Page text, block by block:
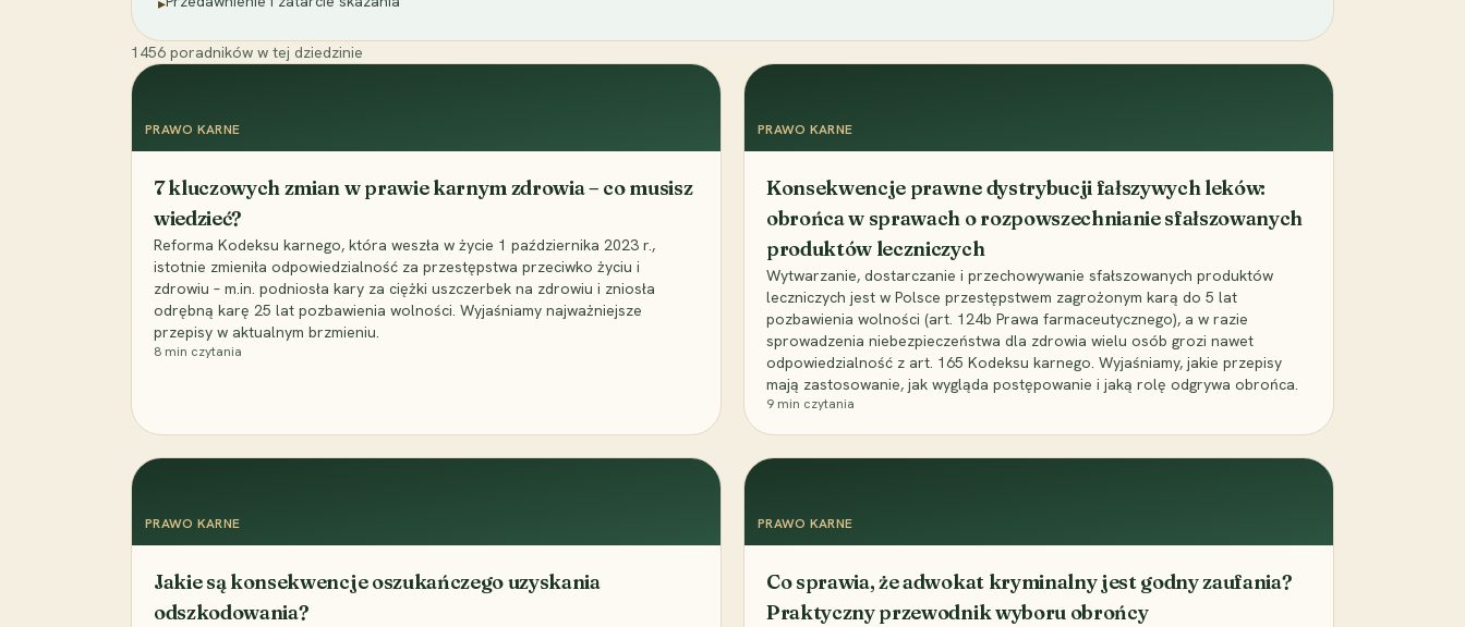
1456 poradników w tej dziedzinie
PRAWO KARNE
7 kluczowych zmian w prawie karnym zdrowia – co musisz
wiedzieć?
Reforma Kodeksu karnego, która weszła w życie 1 października 2023 r.,
istotnie zmieniła odpowiedzialność za przestępstwa przeciwko życiu i
zdrowiu – m.in. podniosła kary za ciężki uszczerbek na zdrowiu i zniosła
odrębną karę 25 lat pozbawienia wolności. Wyjaśniamy najważniejsze
przepisy w aktualnym brzmieniu.
8 min czytania
PRAWO KARNE
Konsekwencje prawne dystrybucji fałszywych leków:
obrońca w sprawach o rozpowszechnianie sfałszowanych
produktów leczniczych
Wytwarzanie, dostarczanie i przechowywanie sfałszowanych produktów
leczniczych jest w Polsce przestępstwem zagrożonym karą do 5 lat
pozbawienia wolności (art. 124b Prawa farmaceutycznego), a w razie
sprowadzenia niebezpieczeństwa dla zdrowia wielu osób grozi nawet
odpowiedzialność z art. 165 Kodeksu karnego. Wyjaśniamy, jakie przepisy
mają zastosowanie, jak wygląda postępowanie i jaką rolę odgrywa obrońca.
9 min czytania
PRAWO KARNE
Jakie są konsekwencje oszukańczego uzyskania
odszkodowania?
PRAWO KARNE
Co sprawia, że adwokat kryminalny jest godny zaufania?
Praktyczny przewodnik wyboru obrońcy